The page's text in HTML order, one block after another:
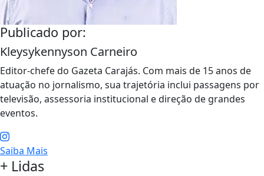
Publicado por:
Kleysykennyson Carneiro
Editor-chefe do Gazeta Carajás. Com mais de 15 anos de
atuação no jornalismo, sua trajetória inclui passagens por
televisão, assessoria institucional e direção de grandes
eventos.
Saiba Mais
+ Lidas